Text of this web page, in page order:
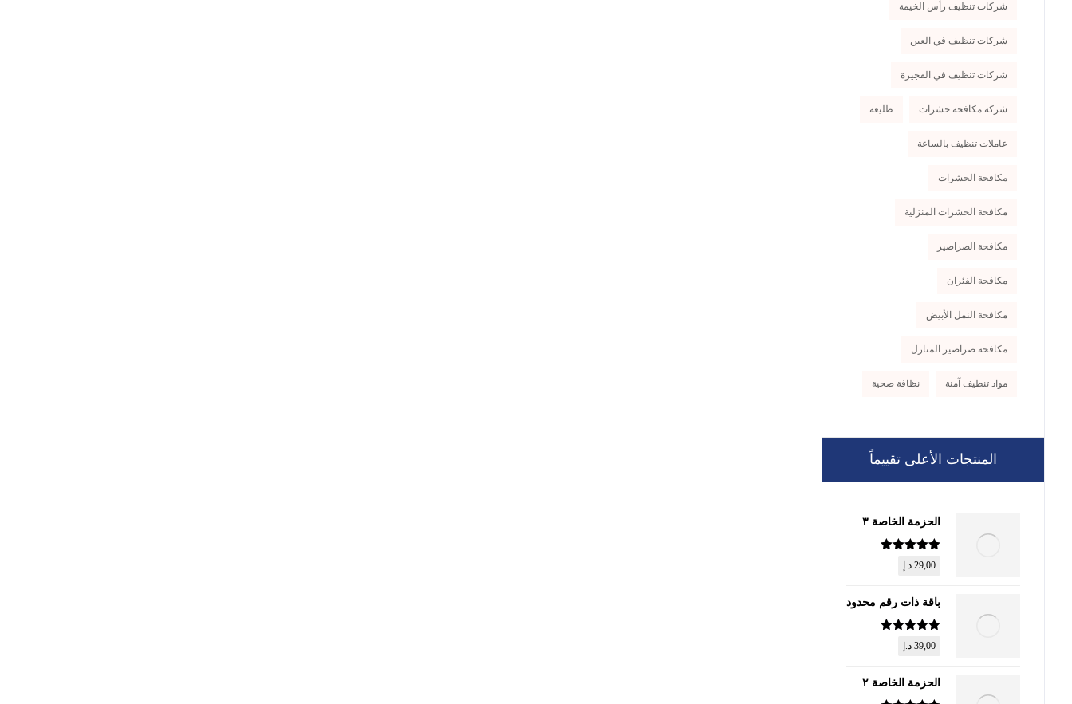
شركات تنظيف رأس الخيمة
شركات تنظيف في العين
شركات تنظيف في الفجيرة
شركة مكافحة حشرات طليعة
عاملات تنظيف بالساعة
مكافحة الحشرات
مكافحة الحشرات المنزلية
مكافحة الصراصير
مكافحة الفئران
مكافحة النمل الأبيض
مكافحة صراصير المنازل
مواد تنظيف آمنة نظافة صحية
المنتجات الأعلى تقييماً
الحزمة الخاصة ٣
تم التقييم
من 5
29,00 د.إ
باقة ذات رقم محدود
تم التقييم
من 5
39,00 د.إ
الحزمة الخاصة ٢